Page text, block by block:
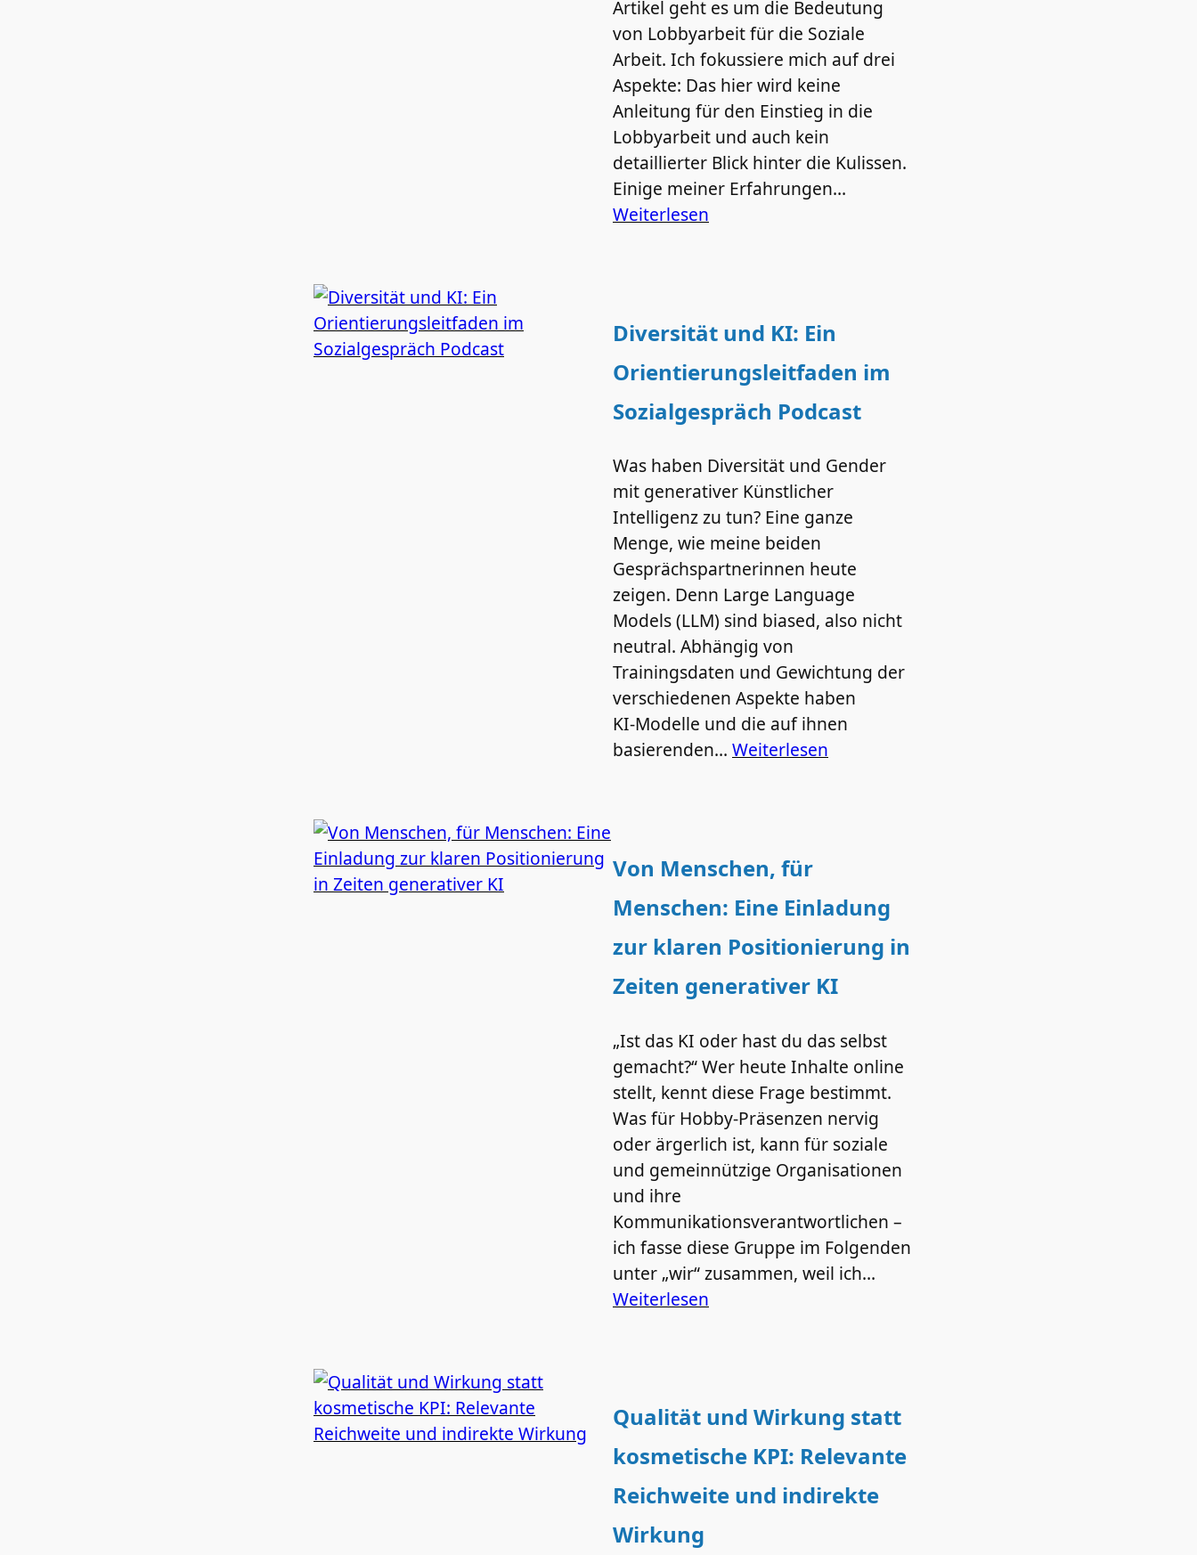
Artikel geht es um die Bedeutung
von Lobbyarbeit für die Soziale
Arbeit. Ich fokussiere mich auf drei
Aspekte: Das hier wird keine
Anleitung für den Einstieg in die
Lobbyarbeit und auch kein
detaillierter Blick hinter die Kulissen.
Einige meiner Erfahrungen…
Weiterlesen
Diversität und KI: Ein
Orientierungsleitfaden im
Sozialgespräch Podcast
Was haben Diversität und Gender
mit generativer Künstlicher
Intelligenz zu tun? Eine ganze
Menge, wie meine beiden
Gesprächspartnerinnen heute
zeigen. Denn Large Language
Models (LLM) sind biased, also nicht
neutral. Abhängig von
Trainingsdaten und Gewichtung der
verschiedenen Aspekte haben
KI‑Modelle und die auf ihnen
basierenden… Weiterlesen
Von Menschen, für
Menschen: Eine Einladung
zur klaren Positionierung in
Zeiten generativer KI
„Ist das KI oder hast du das selbst
gemacht?“ Wer heute Inhalte online
stellt, kennt diese Frage bestimmt.
Was für Hobby-Präsenzen nervig
oder ärgerlich ist, kann für soziale
und gemeinnützige Organisationen
und ihre
Kommunikationsverantwortlichen –
ich fasse diese Gruppe im Folgenden
unter „wir“ zusammen, weil ich…
Weiterlesen
Qualität und Wirkung statt
kosmetische KPI: Relevante
Reichweite und indirekte
Wirkung